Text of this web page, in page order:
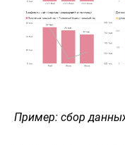
Пример: сбор